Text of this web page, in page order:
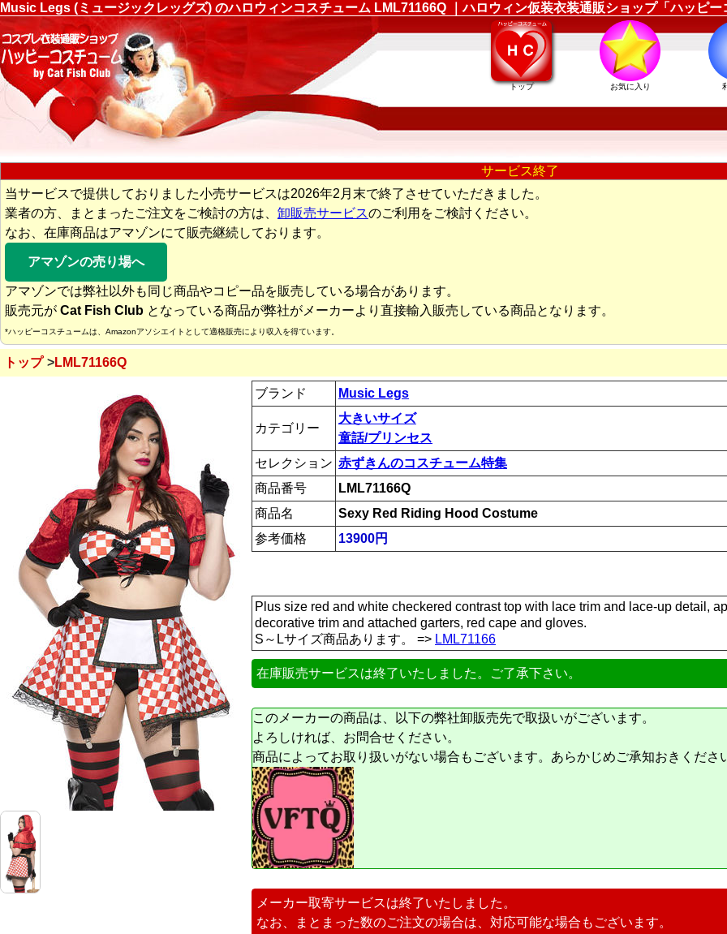
Music Legs (ミュージックレッグズ) のハロウィンコスチューム LML71166Q ｜ハロウィン仮装衣装通販ショップ「ハッピー
トップ お気に入り
サービス終了
当サービスで提供しておりました小売サービスは2026年2月末で終了させていただきました。
業者の方、まとまったご注文をご検討の方は、 卸販売サービスのご利用をご検討ください。
なお、在庫商品はアマゾンにて販売継続しております。
アマゾンの売り場へ
アマゾンでは弊社以外も同じ商品やコピー品を販売している場合があります。
販売元が Cat Fish Club となっている商品が弊社がメーカーより直接輸入販売している商品となります。
*ハッピーコスチュームは、Amazonアソシエイトとして適格販売により収入を得ています。
トップ LML71166Q
ブランド Music Legs
カテゴリー
大きいサイズ
童話/プリンセス
セレクション 赤ずきんのコスチューム特集
商品番号
LML71166Q
商品名
Sexy Red Riding Hood Costume
参考価格
13900円
Plus size red and white checkered contrast top with lace trim and lace-up detail,
decorative trim and attached garters, red cape and gloves.
S～Lサイズ商品あります。 => LML71166
在庫販売サービスは終了いたしました。ご了承下さい。
このメーカーの商品は、以下の弊社卸販売先で取扱いがございます。
よろしければ、お問合せください。
商品によってお取り扱いがない場合もございます。あらかじめご承知おきくださ
メーカー取寄サービスは終了いたしました。
なお、まとまった数のご注文の場合は、対応可能な場合もございます。